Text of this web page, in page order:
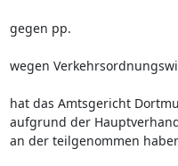
gegen pp.
wegen
hat das Amtsgericht
aufgrund der
an der teilgenommen